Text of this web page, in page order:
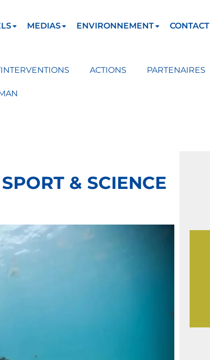
MEDIAS ENVIRONNEMENT CONTACT
ACTIONS PARTENAIRES
& SCIENCE